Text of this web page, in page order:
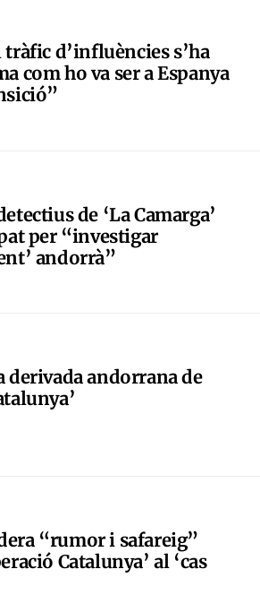
d’influències s’ha
com ho va ser a Espanya
de ‘La Camarga’
per “investigar
andorrà”
derivada andorrana de
“rumor i safareig”
Catalunya’ al ‘cas